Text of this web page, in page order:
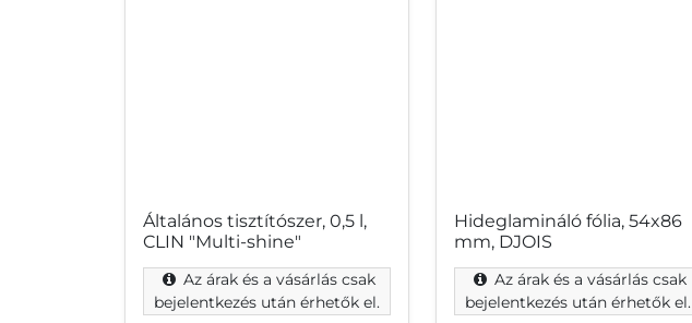
Általános tisztítószer, 0,5 l,
CLIN "Multi-shine"
Az árak és a vásárlás csak
bejelentkezés után érhetők el.
Hideglamináló fólia, 54x86
mm, DJOIS
Az árak és a vásárlás csak
bejelentkezés után érhetők el.